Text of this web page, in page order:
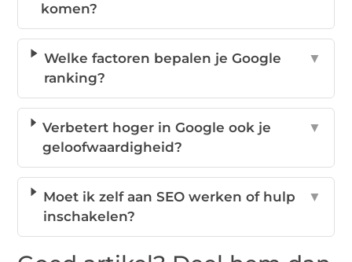
komen?
Welke factoren bepalen je Google
ranking?
▼
Verbetert hoger in Google ook je
geloofwaardigheid?
▼
Moet ik zelf aan SEO werken of hulp
inschakelen?
▼